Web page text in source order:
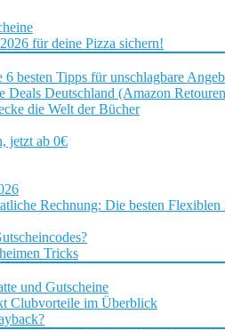
für deine Pizza sichern!
besten Tipps für unschlagbare
Deals Deutschland (Amazon
die Welt der Bücher
jetzt ab 0€
Rechnung: Die besten
Tricks
und Gutscheine
Clubvorteile im Überblick